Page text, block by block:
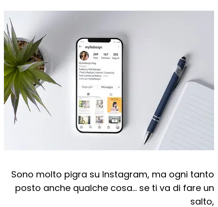
Sono molto pigra su Instagram, ma ogni tanto
posto anche qualche cosa… se ti va di fare un
salto,